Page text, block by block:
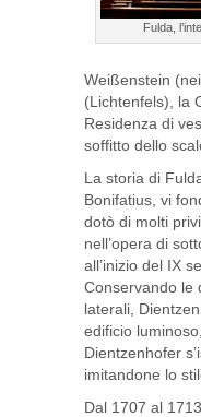
Fulda,
Weißenstein
(Lichtenfels), la
Residenza di
soffitto dello
La storia di
Bonifatius, vi
dotò di molti
nell’opera di
all’inizio del IX
Conservando le
laterali,
edificio
Dientzenhofer
imitandone lo
Dal 1707 al